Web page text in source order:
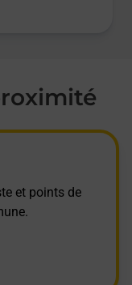
et points de